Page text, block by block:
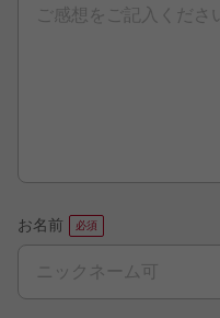
お名前